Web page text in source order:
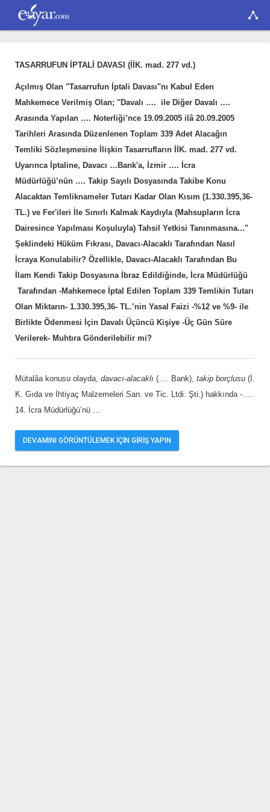
TASARRUFUN İPTALİ DAVASI (İİK. mad. 277 vd.)
Açılmış Olan "Tasarrufun İptali Davası"nı Kabul Eden
Mahkemece Verilmiş Olan; "Davalı …. ile Diğer Davalı ….
Arasında Yapılan …. Noterliği’nce 19.09.2005 ilâ 20.09.2005
Tarihleri Arasında Düzenlenen Toplam 339 Adet Alacağın
Temliki Sözleşmesine İlişkin Tasarrufların İİK. mad. 277 vd.
Uyarınca İptaline, Davacı …Bank'a, İzmir …. İcra
Müdürlüğü’nün …. Takip Sayılı Dosyasında Takibe Konu
Alacaktan Temliknameler Tutarı Kadar Olan Kısım (1.330.395,36-
TL.) ve Fer'ileri İle Sınırlı Kalmak Kaydıyla (Mahsupların İcra
Dairesince Yapılması Koşuluyla) Tahsil Yetkisi Tanınmasına..."
Şeklindeki Hüküm Fıkrası, Davacı-Alacaklı Tarafından Nasıl
İcraya Konulabilir? Özellikle, Davacı-Alacaklı Tarafından Bu
İlam Kendi Takip Dosyasına İbraz Edildiğinde, İcra Müdürlüğü
Tarafından -Mahkemece İptal Edilen Toplam 339 Temlikin Tutarı
Olan Miktarın- 1.330.395,36- TL.’nin Yasal Faizi -%12 ve %9- ile
Birlikte Ödenmesi İçin Davalı Üçüncü Kişiye -Üç Gün Süre
Verilerek- Muhtıra Gönderilebilir mi?
Mütalâa konusu olayda, davacı-alacaklı (…. Bank), takip borçlusu (İ.
K. Gıda ve İhtiyaç Malzemeleri San. ve Tic. Ltdi. Şti.) hakkında -….
14. İcra Müdürlüğü’nü ...
DEVAMINI GÖRÜNTÜLEMEK İÇİN GİRİŞ YAPIN